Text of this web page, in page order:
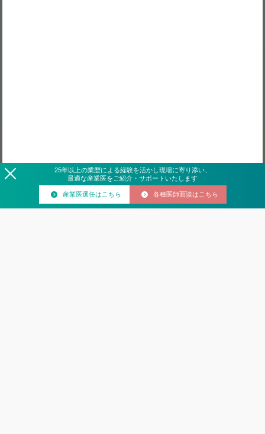
25年以上の業歴による経験を活かし現場に寄り添い、
最適な産業医をご紹介・サポートいたします
産業医選任はこちら 各種医師面談はこちら